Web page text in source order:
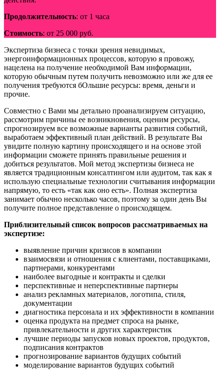
Продолжительность: от 1 часа
Стоимость: от 25 000 руб.
Экспертиза бизнеса с точки зрения невидимых,
энергоинформационных процессов, которую я провожу,
нацелена на получение необходимой Вам информации,
которую обычным путем получить невозможно или же для ее
получения требуются бОльшие ресурсы: время, деньги и
прочие.
Совместно с Вами мы детально проанализируем ситуацию,
рассмотрим причины ее возникновения, оценим ресурсы,
спрогнозируем все возможные варианты развития событий,
выработаем эффективный план действий. В результате Вы
увидите полную картину происходящего и на основе этой
информации сможете принять правильные решения и
добиться результатов. Мой метод экспертизы бизнеса не
является традиционным консалтингом или аудитом, так как я
использую специальные технологии считывания информации
напрямую, то есть «так как оно есть». Полная экспертиза
занимает обычно несколько часов, поэтому за один день Вы
получите полное представление о происходящем.
Приблизительный список вопросов рассматриваемых на
экспертизе:
выявление причин кризисов в компании
взаимосвязи и отношения с клиентами, поставщиками,
партнерами, конкурентами
наиболее выгодные и контракты и сделки
перспективные и неперспективные партнеры
анализ рекламных материалов, логотипа, стиля,
документации
диагностика персонала и их эффективности в компании
оценка продукта на предмет спроса на рынке,
привлекательности и других характеристик
лучшие периоды запусков новых проектов, продуктов,
подписания контрактов
прогнозирование вариантов будущих событий
моделирование вариантов будущих событий